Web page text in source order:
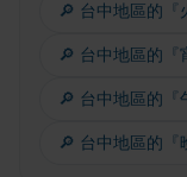
🔎 台中地區的『
🔎 台中地區的『
🔎 台中地區的『
🔎 台中地區的『